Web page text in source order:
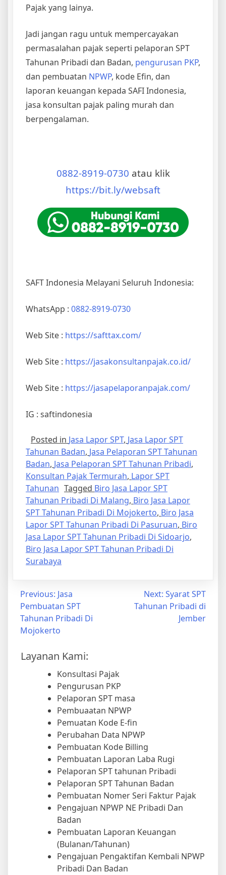
Pajak yang lainya.
Jadi jangan ragu untuk mempercayakan
permasalahan pajak seperti pelaporan SPT
Tahunan Pribadi dan Badan, pengurusan PKP,
dan pembuatan NPWP, kode Efin, dan
laporan keuangan kepada SAFI Indonesia,
jasa konsultan pajak paling murah dan
berpengalaman.
0882-8919-0730 atau klik
https://bit.ly/websaft
SAFT Indonesia Melayani Seluruh Indonesia:
WhatsApp : 0882-8919-0730
Web Site : https://safttax.com/
Web Site : https://jasakonsultanpajak.co.id/
Web Site : https://jasapelaporanpajak.com/
IG : saftindonesia
Posted in Jasa Lapor SPT, Jasa Lapor SPT
Tahunan Badan, Jasa Pelaporan SPT Tahunan
Badan, Jasa Pelaporan SPT Tahunan Pribadi,
Konsultan Pajak Termurah, Lapor SPT
Tahunan Tagged Biro Jasa Lapor SPT
Tahunan Pribadi Di Malang, Biro Jasa Lapor
SPT Tahunan Pribadi Di Mojokerto, Biro Jasa
Lapor SPT Tahunan Pribadi Di Pasuruan, Biro
Jasa Lapor SPT Tahunan Pribadi Di Sidoarjo,
Biro Jasa Lapor SPT Tahunan Pribadi Di
Surabaya
Previous: Jasa
Pembuatan SPT
Tahunan Pribadi Di
Mojokerto
Next: Syarat SPT
Tahunan Pribadi di
Jember
Layanan Kami:
Konsultasi Pajak
Pengurusan PKP
Pelaporan SPT masa
Pembuaatan NPWP
Pemuatan Kode E-fin
Perubahan Data NPWP
Pembuatan Kode Billing
Pembuatan Laporan Laba Rugi
Pelaporan SPT tahunan Pribadi
Pelaporan SPT Tahunan Badan
Pembuatan Nomer Seri Faktur Pajak
Pengajuan NPWP NE Pribadi Dan
Badan
Pembuatan Laporan Keuangan
(Bulanan/Tahunan)
Pengajuan Pengaktifan Kembali NPWP
Pribadi Dan Badan